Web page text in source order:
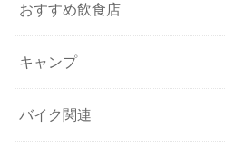
おすすめ飲食店
キャンプ
バイク関連